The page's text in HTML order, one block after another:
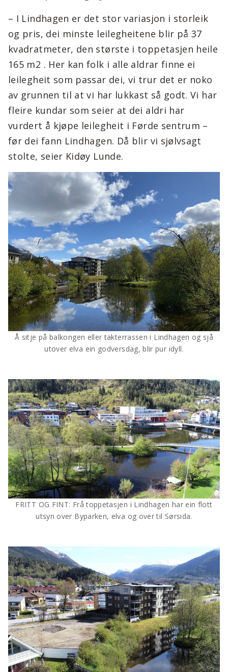
– I Lindhagen er det stor variasjon i storleik
og pris, dei minste leilegheitene blir på 37
kvadratmeter, den største i toppetasjen heile
165 m2 . Her kan folk i alle aldrar finne ei
leilegheit som passar dei, vi trur det er noko
av grunnen til at vi har lukkast så godt. Vi har
fleire kundar som seier at dei aldri har
vurdert å kjøpe leilegheit i Førde sentrum –
før dei fann Lindhagen. Då blir vi sjølvsagt
stolte, seier Kidøy Lunde.
Å sitje på balkongen eller takterrassen i Lindhagen og sjå
utover elva ein godversdag, blir pur idyll.
FRITT OG FINT: Frå toppetasjen i Lindhagen har ein flott
utsyn over Byparken, elva og over til Sørsida.